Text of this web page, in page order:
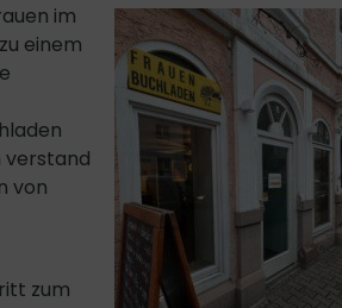
im
einem
verstand
von
zum